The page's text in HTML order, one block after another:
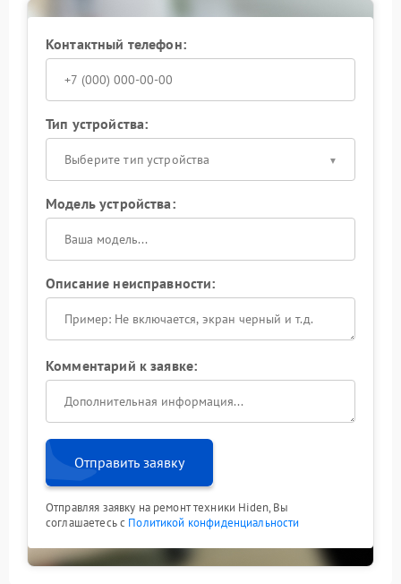
работоспособности профильным мастерам.
Обратитесь за диагностикой — это позволит вернуть
устройству предсказуемую работу в сжатые сроки.
Контактный телефон:
Тип устройства:
Выберите тип устройства
Модель устройства:
Описание неисправности:
Комментарий к заявке:
Отправить заявку
Отправляя заявку на ремонт техники Hiden, Вы
соглашаетесь с Политикой конфиденциальности